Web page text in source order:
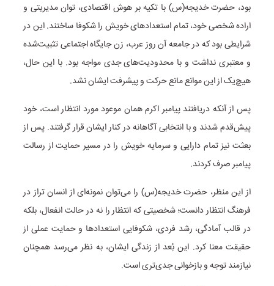
بود، حضرت خدیجه(س) با تکیه بر هوش اقتصادی، توان مدیریتی و
اراده شخصی خود، تمام استعدادهای خویش را شکوفا ساختند. این در
شرایطی بود که در جامعه آن روز عرب، زن جایگاه اجتماعی تثبیت‌شده
و معتبری نداشت و با محدودیت‌های جدی مواجه بود. با این حال،
هیچ‌یک از این موانع مانع حرکت و پیشرفت ایشان نشد.
پس از آنکه دریافتند پیامبر اکرم همان موعود مورد انتظار است، خود
پیش‌قدم شدند و با انتخابی آگاهانه در کنار ایشان قرار گرفتند. پس از
بعثت نیز تمام دارایی و سرمایه خویش را در مسیر حمایت از رسالت
پیامبر صرف کردند.
از این منظر، حضرت خدیجه(س) را می‌توان نمونه‌ای از انسان تراز در
فرهنگ انتظار دانست؛ شخصیتی که انتظار را نه در حالت انفعال، بلکه
در قالب آمادگی، رشد فردی، شکوفایی استعدادها و حمایت عملی از
حقیقت معنا کرد. این بُعد از زندگی ایشان، به نظر می‌رسد همچنان
نیازمند توجه و بازخوانی جدی‌تری است.